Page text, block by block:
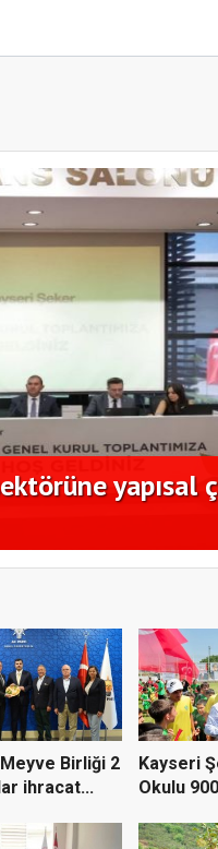
yapısal
Birliği 2
ihracat...
Kayseri
Okulu